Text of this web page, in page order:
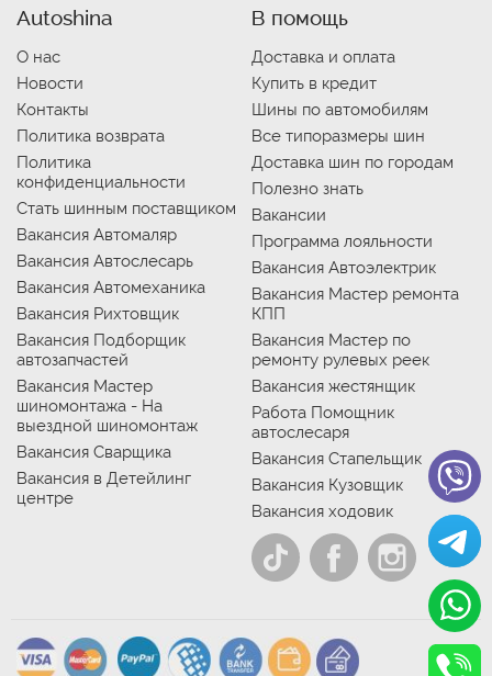
Autoshina
О нас
Новости
Контакты
Политика возврата
Политика
конфиденциальности
Стать шинным поставщиком
Вакансия Автомаляр
Вакансия Автослесарь
Вакансия Автомеханика
Вакансия Рихтовщик
Вакансия Подборщик
автозапчастей
Вакансия Мастер
шиномонтажа - На
выездной шиномонтаж
Вакансия Сварщика
Вакансия в Детейлинг
центре
В помощь
Доставка и оплата
Купить в кредит
Шины по автомобилям
Все типоразмеры шин
Доставка шин по городам
Полезно знать
Вакансии
Программа лояльности
Вакансия Автоэлектрик
Вакансия Мастер ремонта
КПП
Вакансия Мастер по
ремонту рулевых реек
Вакансия жестянщик
Работа Помощник
автослесаря
Вакансия Стапельщик
Вакансия Кузовщик
Вакансия ходовик